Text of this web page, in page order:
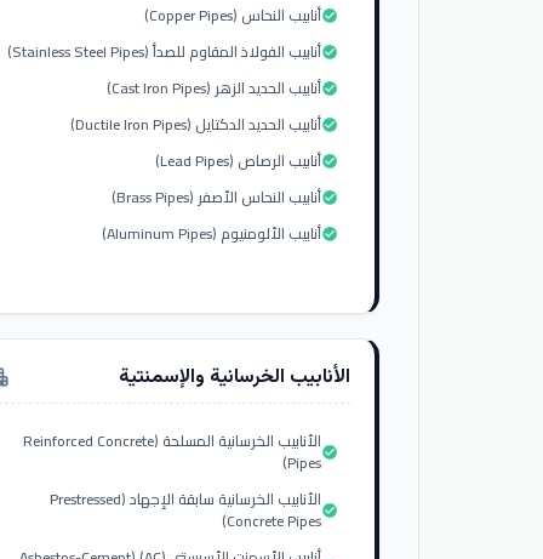
أنابيب النحاس (Copper Pipes)check_circle
أنابيب الفولاذ المقاوم للصدأ (Stainless Steel Pipes)check_circle
أنابيب الحديد الزهر (Cast Iron Pipes)check_circle
أنابيب الحديد الدكتايل (Ductile Iron Pipes)check_circle
أنابيب الرصاص (Lead Pipes)check_circle
أنابيب النحاس الأصفر (Brass Pipes)check_circle
أنابيب الألومنيوم (Aluminum Pipes)check_circle
الأنابيب الخرسانية والإسمنتية
الأنابيب الخرسانية المسلحة (Reinforced Concrete
Pipes)check_circle
الأنابيب الخرسانية سابقة الإجهاد (Prestressed
Concrete Pipes)check_circle